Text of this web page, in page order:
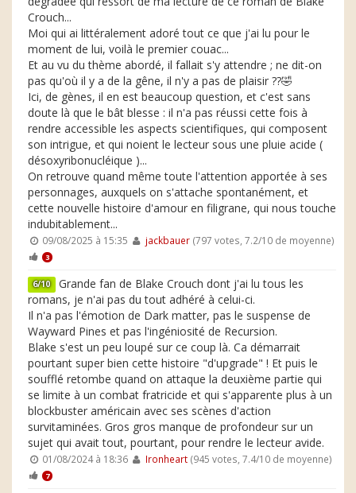
Crouch...
Moi qui ai littéralement adoré tout ce que j'ai lu pour le
moment de lui, voilà le premier couac...
Et au vu du thème abordé, il fallait s'y attendre ; ne dit-on
pas qu'où il y a de la gêne, il n'y a pas de plaisir ??🤣
Ici, de gènes, il en est beaucoup question, et c'est sans
doute là que le bât blesse : il n'a pas réussi cette fois à
rendre accessible les aspects scientifiques, qui composent
son intrigue, et qui noient le lecteur sous une pluie acide (
désoxyribonucléique )...
On retrouve quand même toute l'attention apportée à ses
personnages, auxquels on s'attache spontanément, et
cette nouvelle histoire d'amour en filigrane, qui nous touche
indubitablement...
09/08/2025 à 15:35 jackbauer(797 votes, 7.2/10 de moyenne)
3
6/10 Grande fan de Blake Crouch dont j'ai lu tous les
romans, je n'ai pas du tout adhéré à celui-ci.
Il n'a pas l'émotion de Dark matter, pas le suspense de
Wayward Pines et pas l'ingéniosité de Recursion.
Blake s'est un peu loupé sur ce coup là. Ca démarrait
pourtant super bien cette histoire "d'upgrade" ! Et puis le
soufflé retombe quand on attaque la deuxième partie qui
se limite à un combat fratricide et qui s'apparente plus à un
blockbuster américain avec ses scènes d'action
survitaminées. Gros gros manque de profondeur sur un
sujet qui avait tout, pourtant, pour rendre le lecteur avide.
01/08/2024 à 18:36 Ironheart(945 votes, 7.4/10 de moyenne)
7